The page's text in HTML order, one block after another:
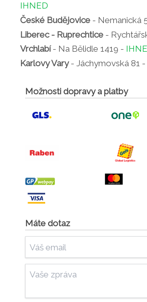
IHNED
České Budějovice - Nemanická
Liberec - Ruprechtice -
Vrchlabí- Na Bělidle 1419 -
Karlovy Vary- Jáchymovská 81 -
Možnosti dopravy a platby
Máte dotaz